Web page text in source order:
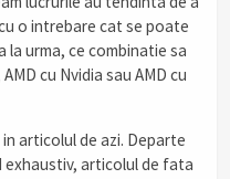
o intrebare cat se poate
urma, ce combinatie sa
cu Nvidia sau AMD cu
articolul de azi. Departe
exhaustiv, articolul de fata